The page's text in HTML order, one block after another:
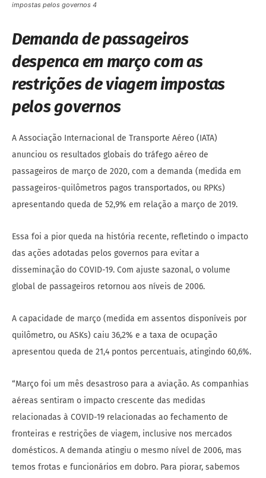
impostas pelos governos 4
Demanda de passageiros
despenca em março com as
restrições de viagem impostas
pelos governos
A Associação Internacional de Transporte Aéreo (IATA)
anunciou os resultados globais do tráfego aéreo de
passageiros de março de 2020, com a demanda (medida em
passageiros-quilômetros pagos transportados, ou RPKs)
apresentando queda de 52,9% em relação a março de 2019.
Essa foi a pior queda na história recente, refletindo o impacto
das ações adotadas pelos governos para evitar a
disseminação do COVID-19. Com ajuste sazonal, o volume
global de passageiros retornou aos níveis de 2006.
A capacidade de março (medida em assentos disponíveis por
quilômetro, ou ASKs) caiu 36,2% e a taxa de ocupação
apresentou queda de 21,4 pontos percentuais, atingindo 60,6%.
“Março foi um mês desastroso para a aviação. As companhias
aéreas sentiram o impacto crescente das medidas
relacionadas à COVID-19 relacionadas ao fechamento de
fronteiras e restrições de viagem, inclusive nos mercados
domésticos. A demanda atingiu o mesmo nível de 2006, mas
temos frotas e funcionários em dobro. Para piorar, sabemos